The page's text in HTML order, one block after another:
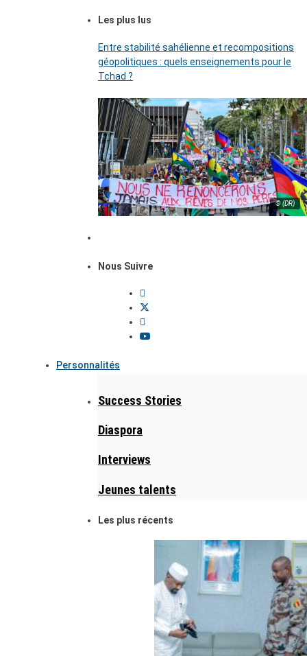
Les plus lus
Entre stabilité sahélienne et recompositions
géopolitiques : quels enseignements pour le
Tchad ?
© (DR)
Nous Suivre
Personnalités
Success Stories
Diaspora
Interviews
Jeunes talents
Les plus récents